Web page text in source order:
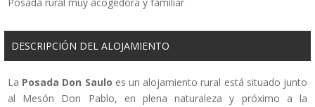
Posada rural muy acogedora y familiar
DESCRIPCIÓN DEL ALOJAMIENTO
La Posada Don Saulo es un alojamiento rural está situado junto
al Mesón Don Pablo, en plena naturaleza y próximo a la